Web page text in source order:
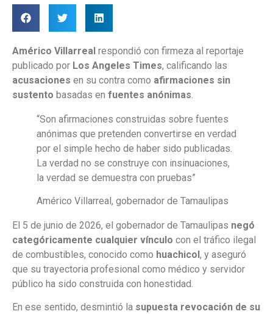
Américo Villarreal respondió con firmeza al reportaje
publicado por Los Angeles Times, calificando las
acusaciones en su contra como afirmaciones sin
sustento basadas en fuentes anónimas
“Son afirmaciones construidas sobre fuentes
anónimas que pretenden convertirse en verdad
por el simple hecho de haber sido publicadas.
La verdad no se construye con insinuaciones,
la verdad se demuestra con pruebas”
Américo Villarreal, gobernador de Tamaulipas
El 5 de junio de 2026, el gobernador de Tamaulipas negó
categóricamente cualquier vínculo con el tráfico ilegal
de combustibles, conocido como huachicol, y aseguró
que su trayectoria profesional como médico y servidor
público ha sido construida con honestidad.
En ese sentido, desmintió la supuesta revocación de su